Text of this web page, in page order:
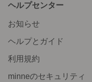
ヘルプセンター
お知らせ
ヘルプとガイド
利用規約
minneのセキュリティ